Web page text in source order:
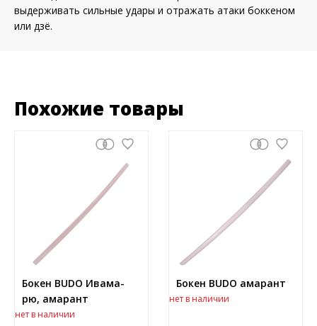
выдерживать сильные удары и отражать атаки боккеном
или дзё.
Похожие товары
Бокен BUDO Ивама-
рю, амарант
нет в наличии
Бокен BUDO амарант
нет в наличии